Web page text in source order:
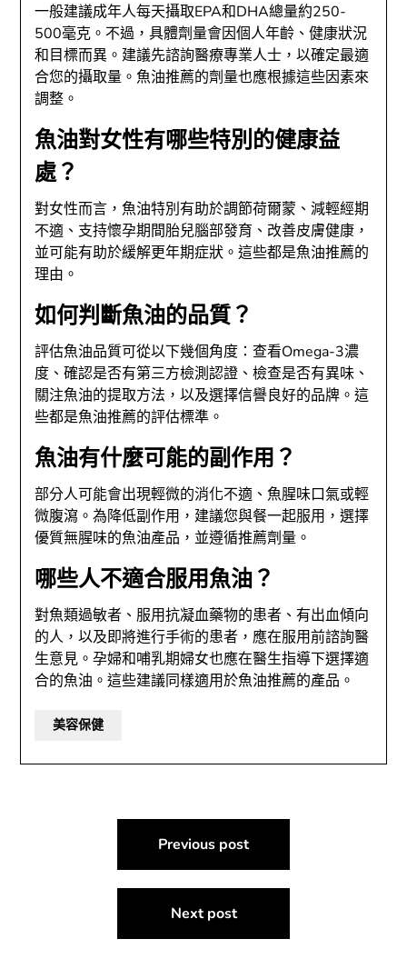
一般建議成年人每天攝取EPA和DHA總量約250-
500毫克。不過，具體劑量會因個人年齡、健康狀況
和目標而異。建議先諮詢醫療專業人士，以確定最適
合您的攝取量。魚油推薦的劑量也應根據這些因素來
調整。
魚油對女性有哪些特別的健康益
處？
對女性而言，魚油特別有助於調節荷爾蒙、減輕經期
不適、支持懷孕期間胎兒腦部發育、改善皮膚健康，
並可能有助於緩解更年期症狀。這些都是魚油推薦的
理由。
如何判斷魚油的品質？
評估魚油品質可從以下幾個角度：查看Omega-3濃
度、確認是否有第三方檢測認證、檢查是否有異味、
關注魚油的提取方法，以及選擇信譽良好的品牌。這
些都是魚油推薦的評估標準。
魚油有什麼可能的副作用？
部分人可能會出現輕微的消化不適、魚腥味口氣或輕
微腹瀉。為降低副作用，建議您與餐一起服用，選擇
優質無腥味的魚油產品，並遵循推薦劑量。
哪些人不適合服用魚油？
對魚類過敏者、服用抗凝血藥物的患者、有出血傾向
的人，以及即將進行手術的患者，應在服用前諮詢醫
生意見。孕婦和哺乳期婦女也應在醫生指導下選擇適
合的魚油。這些建議同樣適用於魚油推薦的產品。
美容保健
Previous post
Next post